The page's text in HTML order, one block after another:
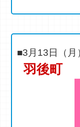
■3月13日（月
羽後町